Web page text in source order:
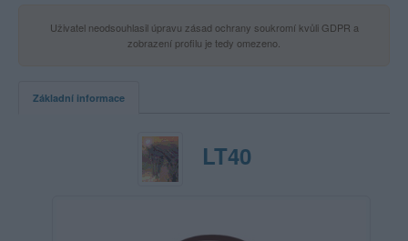
Uživatel neodsouhlasil úpravu zásad ochrany soukromí kvůli GDPR a
zobrazení profilu je tedy omezeno.
Základní informace
LT40